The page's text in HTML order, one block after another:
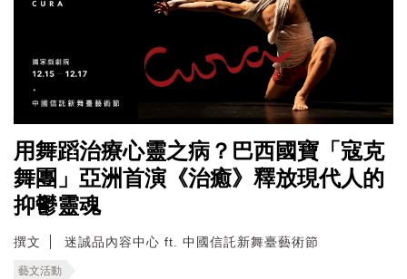
用舞蹈治療心靈之病？巴西國寶「寇克
舞團」亞洲首演《治癒》釋放現代人的
抑鬱靈魂
撰文 迷誠品內容中心 ft. 中國信託新舞臺藝術節
藝文活動